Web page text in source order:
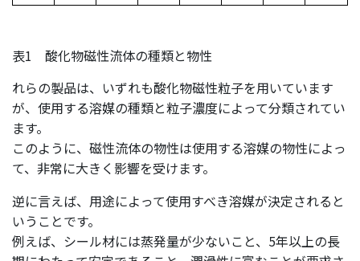
表1 酸化物磁性流体の種類と物性
れらの製品は、いずれも酸化物磁性粒子を用いています
が、使用する溶媒の種類と粒子濃度によって分類されてい
ます。
このように、磁性流体の物性は使用する溶媒の物性によっ
て、非常に大きく影響を受けます。
逆に言えば、用途によって使用すべき溶媒が決定されると
いうことです。
例えば、シール材には蒸発量が少ないこと、5年以上の長